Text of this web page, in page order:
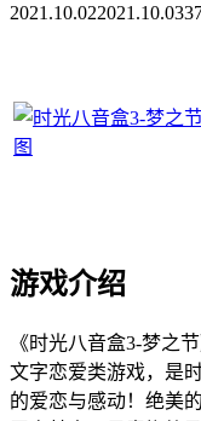
2021.10.022021.10.03
游戏介绍
《时光八音盒3-梦之
文字恋爱类游戏，是
的爱恋与感动！绝美